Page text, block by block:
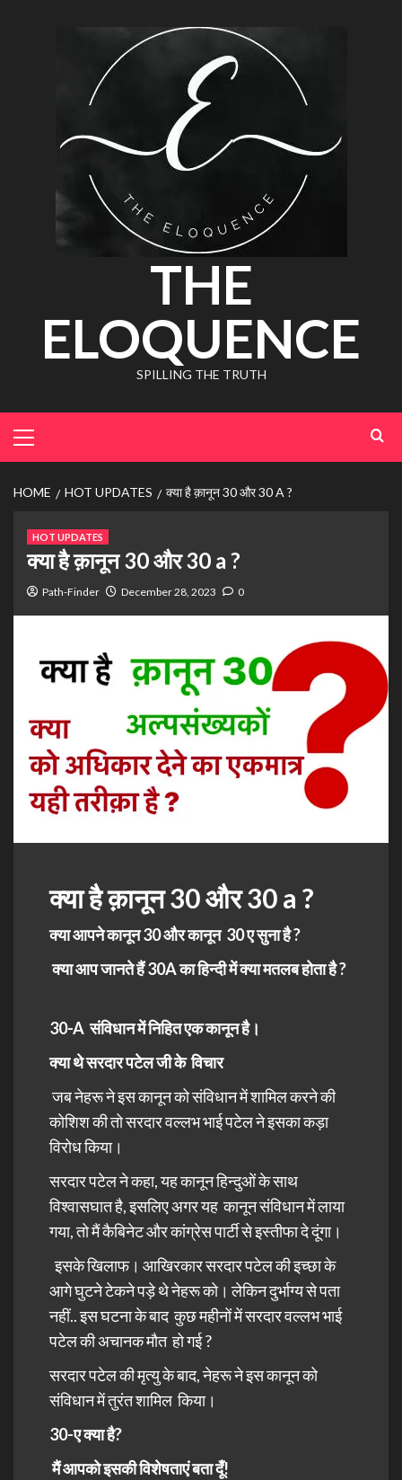
THE
ELOQUENCE
SPILLING THE TRUTH
HOME HOT UPDATES क्या है क़ानून 30 और 30 A ?
HOT UPDATES
क्या है क़ानून 30 और 30 a ?
Path-Finder December 28, 2023 0
क्या है क़ानून 30 और 30 a ?
क्या आपने कानून 30 और कानून 30 ए सुना है ?
क्या आप जानते हैं 30A का हिन्दी में क्या मतलब होता है ?
30-A संविधान में निहित एक कानून है।
क्या थे सरदार पटेल जी के विचार
जब नेहरू ने इस कानून को संविधान में शामिल करने की
कोशिश की तो सरदार वल्लभ भाई पटेल ने इसका कड़ा
विरोध किया।
सरदार पटेल ने कहा, यह कानून हिन्दुओं के साथ
विश्वासघात है, इसलिए अगर यह कानून संविधान में लाया
गया, तो मैं कैबिनेट और कांग्रेस पार्टी से इस्तीफा दे दूंगा।
इसके खिलाफ। आखिरकार सरदार पटेल की इच्छा के
आगे घुटने टेकने पड़े थे नेहरू को। लेकिन दुर्भाग्य से पता
नहीं.. इस घटना के बाद कुछ महीनों में सरदार वल्लभ भाई
पटेल की अचानक मौत हो गई ?
सरदार पटेल की मृत्यु के बाद, नेहरू ने इस कानून को
संविधान में तुरंत शामिल किया।
30-ए क्या है?
मैं आपको इसकी विशेषताएं बता दूँ!